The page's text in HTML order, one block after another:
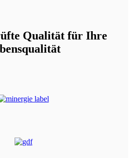
Qualität für Ihre